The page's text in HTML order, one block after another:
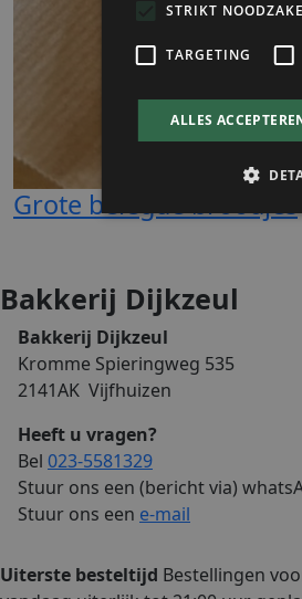
Grote belegde broodjes
Bakkerij Dijkzeul
Bakkerij Dijkzeul
Kromme Spieringweg 535
2141AK Vijfhuizen
Heeft u vragen?
Bel 023-5581329
Stuur ons een (bericht via)
Stuur ons een e-mail
Uiterste besteltijd Bestellingen
STRIKT
TARGETING
ALLES
Strikt noodzakelijke
website mogelijk, zoals
website kan niet goed
Naam